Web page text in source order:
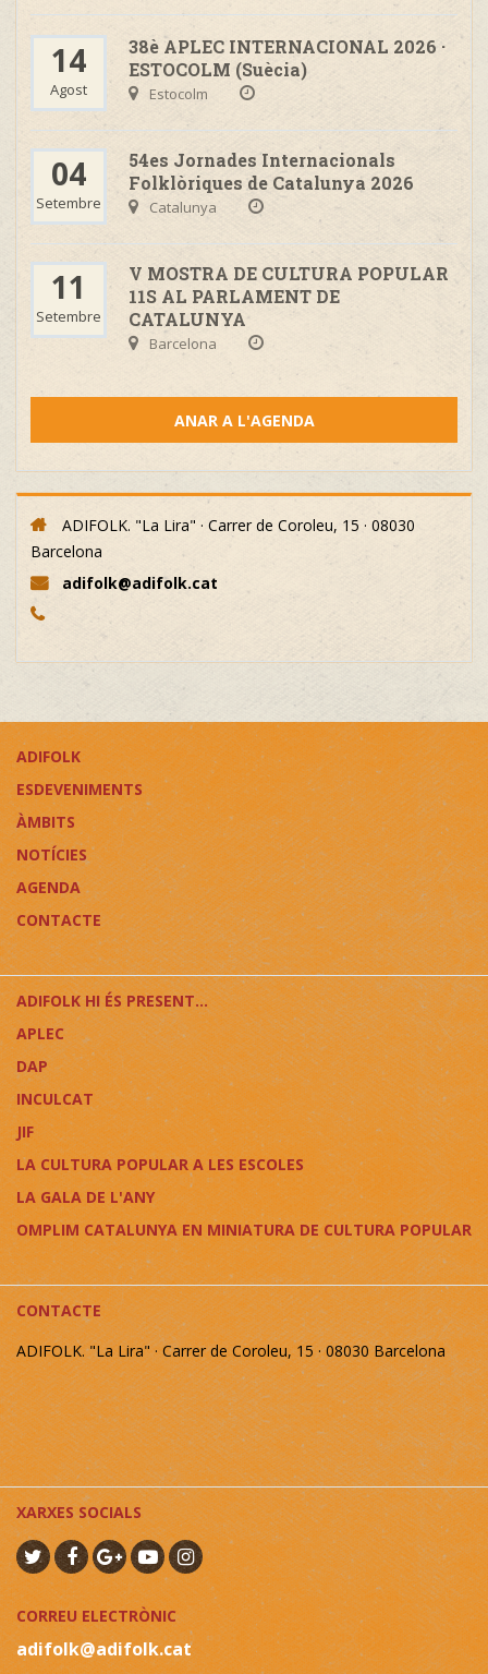
14
Agost
38è APLEC INTERNACIONAL 2026 ·
ESTOCOLM (Suècia)
Estocolm
04
Setembre
54es Jornades Internacionals
Folklòriques de Catalunya 2026
Catalunya
11
Setembre
V MOSTRA DE CULTURA POPULAR
11S AL PARLAMENT DE
CATALUNYA
Barcelona
ANAR A L'AGENDA
ADIFOLK. "La Lira" · Carrer de Coroleu, 15 · 08030
Barcelona
adifolk@adifolk.cat
ADIFOLK
ESDEVENIMENTS
ÀMBITS
NOTÍCIES
AGENDA
CONTACTE
ADIFOLK HI ÉS PRESENT...
APLEC
DAP
INCULCAT
JIF
LA CULTURA POPULAR A LES ESCOLES
LA GALA DE L'ANY
OMPLIM CATALUNYA EN MINIATURA DE CULTURA POPULAR
CONTACTE
ADIFOLK. "La Lira" · Carrer de Coroleu, 15 · 08030 Barcelona
XARXES SOCIALS
CORREU ELECTRÒNIC
adifolk@adifolk.cat